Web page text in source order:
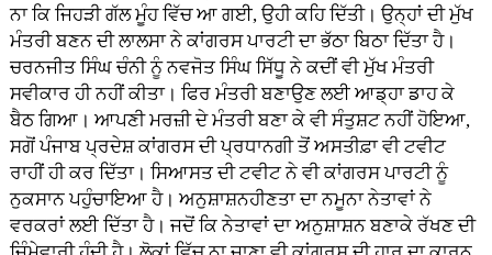
ਨਾ ਕਿ ਜਿਹੜੀ ਗੱਲ ਮੂੰਹ ਵਿੱਚ ਆ ਗਈ, ਉਹੀ ਕਹਿ ਦਿੱਤੀ। ਉਨ੍ਹਾਂ ਦੀ ਮੁੱਖ
ਮੰਤਰੀ ਬਣਨ ਦੀ ਲਾਲਸਾ ਨੇ ਕਾਂਗਰਸ ਪਾਰਟੀ ਦਾ ਭੱਠਾ ਬਿਠਾ ਦਿੱਤਾ ਹੈ।
ਚਰਨਜੀਤ ਸਿੰਘ ਚੰਨੀ ਨੂੰ ਨਵਜੋਤ ਸਿੰਘ ਸਿੱਧੂ ਨੇ ਕਦੀਂ ਵੀ ਮੁੱਖ ਮੰਤਰੀ
ਸਵੀਕਾਰ ਹੀ ਨਹੀਂ ਕੀਤਾ। ਫਿਰ ਮੰਤਰੀ ਬਣਾਉਣ ਲਈ ਆਡ੍ਹਾ ਡਾਹ ਕੇ
ਬੈਠ ਗਿਆ। ਆਪਣੀ ਮਰਜ਼ੀ ਦੇ ਮੰਤਰੀ ਬਣਾ ਕੇ ਵੀ ਸੰਤੁਸ਼ਟ ਨਹੀਂ ਹੋਇਆ,
ਸਗੋਂ ਪੰਜਾਬ ਪ੍ਰਦੇਸ਼ ਕਾਂਗਰਸ ਦੀ ਪ੍ਰਧਾਨਗੀ ਤੋਂ ਅਸਤੀਫ਼ਾ ਵੀ ਟਵੀਟ
ਰਾਹੀਂ ਹੀ ਕਰ ਦਿੱਤਾ। ਸਿਆਸਤ ਦੀ ਟਵੀਟ ਨੇ ਵੀ ਕਾਂਗਰਸ ਪਾਰਟੀ ਨੂੰ
ਨੁਕਸਾਨ ਪਹੁੰਚਾਇਆ ਹੈ। ਅਨੁਸ਼ਾਸ਼ਨਹੀਣਤਾ ਦਾ ਨਮੂਨਾ ਨੇਤਾਵਾਂ ਨੇ
ਵਰਕਰਾਂ ਲਈ ਦਿੱਤਾ ਹੈ। ਜਦੋਂ ਕਿ ਨੇਤਾਵਾਂ ਦਾ ਅਨੁਸ਼ਾਸ਼ਨ ਬਣਾਕੇ ਰੱਖਣ ਦੀ